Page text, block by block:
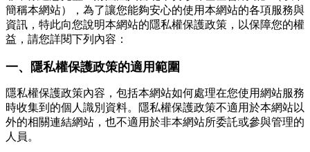
簡稱本網站），為了讓您能夠安心的使用本網站的各項服務與
資訊，特此向您說明本網站的隱私權保護政策，以保障您的權
益，請您詳閱下列內容：
一、隱私權保護政策的適用範圍
隱私權保護政策內容，包括本網站如何處理在您使用網站服務
時收集到的個人識別資料。隱私權保護政策不適用於本網站以
外的相關連結網站，也不適用於非本網站所委託或參與管理的
人員。